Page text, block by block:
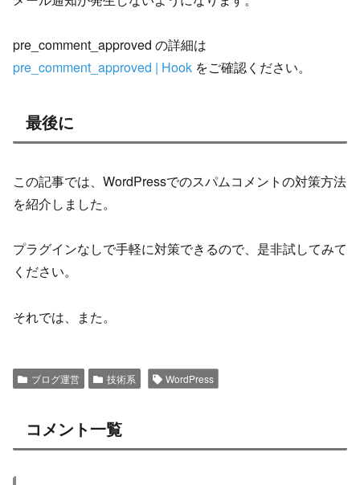
pre_comment_approved の詳細は
pre_comment_approved | Hook をご確認ください。
最後に
この記事では、WordPressでのスパムコメントの対策方法
を紹介しました。
プラグインなしで手軽に対策できるので、是非試してみて
ください。
それでは、また。
ブログ運営 技術系 WordPress
コメント一覧